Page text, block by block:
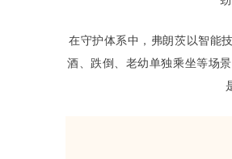
在守护体系中，弗朗茨以智能
酒、跌倒、老幼单独乘坐等场